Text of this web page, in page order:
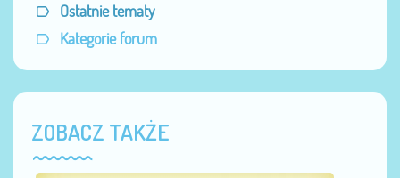
Ostatnie tematy
Kategorie forum
ZOBACZ TAKŻE